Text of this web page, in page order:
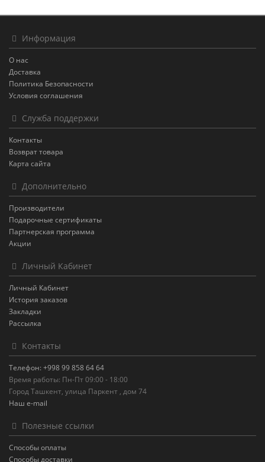
Информация
О нас
Доставка
Политика Безопасности
Условия соглашения
Служба поддержки
Контакты
Возврат товара
Карта сайта
Дополнительно
Производители
Подарочные сертификаты
Партнерская программа
Акции
Личный Кабинет
Личный Кабинет
История заказов
Закладки
Рассылка
Контакты
Телефон: +998 99 858 64 64
Время работы: Пн-Пт 09:00 - 18:00
Город Ташкент, улица Паркент , дом 74
Наш e-mail
Полезные ссылки
Способы оплаты
Способы доставки